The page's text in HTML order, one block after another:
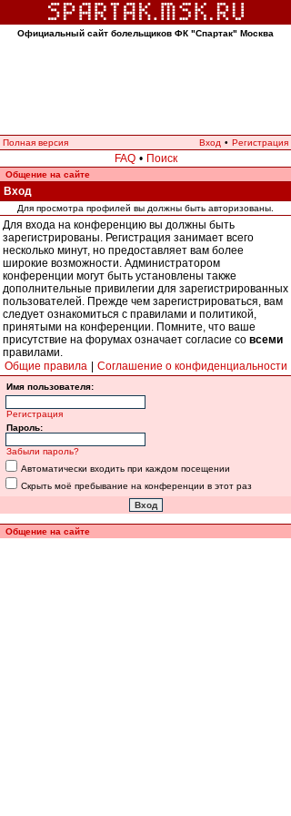
Официальный сайт болельщиков ФК "Спартак" Москва
Полная версия Вход • Регистрация
FAQ • Поиск
Общение на сайте
Вход
Для просмотра профилей вы должны быть авторизованы.
Для входа на конференцию вы должны быть
зарегистрированы. Регистрация занимает всего
несколько минут, но предоставляет вам более
широкие возможности. Администратором
конференции могут быть установлены также
дополнительные привилегии для зарегистрированных
пользователей. Прежде чем зарегистрироваться, вам
следует ознакомиться с правилами и политикой,
принятыми на конференции. Помните, что ваше
присутствие на форумах означает согласие со всеми
правилами.
Общие правила
Соглашение о конфиденциальности
Имя пользователя:
Регистрация
Пароль:
Забыли пароль?
Автоматически входить при каждом посещении
Скрыть моё пребывание на конференции в этот раз
Общение на сайте